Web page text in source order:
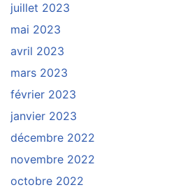
juillet 2023
mai 2023
avril 2023
mars 2023
février 2023
janvier 2023
décembre 2022
novembre 2022
octobre 2022